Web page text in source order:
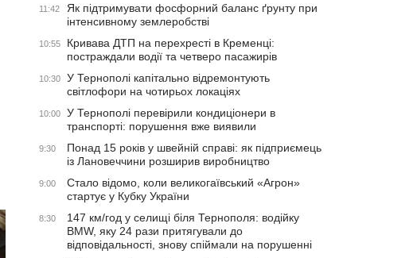
11:42
Як підтримувати фосфорний баланс ґрунту при
інтенсивному землеробстві
10:55
Кривава ДТП на перехресті в Кременці:
постраждали водії та четверо пасажирів
10:30
У Тернополі капітально відремонтують
світлофори на чотирьох локаціях
10:00
У Тернополі перевірили кондиціонери в
транспорті: порушення вже виявили
9:30
Понад 15 років у швейній справі: як підприємець
із Лановеччини розширив виробництво
9:00
Стало відомо, коли великогаївський «Агрон»
стартує у Кубку України
8:30
147 км/год у селищі біля Тернополя: водійку
BMW, яку 24 рази притягували до
відповідальності, знову спіймали на порушенні